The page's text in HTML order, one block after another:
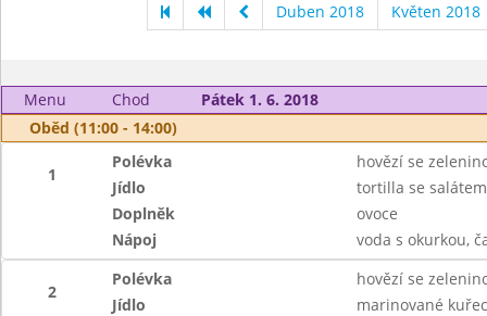
Duben 2018 Květen 2018
Menu Chod
Pátek 1. 6. 2018
Oběd (11:00 - 14:00)
1
Polévka
hovězí se
Jídlo
tortilla se
Doplněk
ovoce
Nápoj
voda s okurkou,
2
Polévka
hovězí se
Jídlo
marinované